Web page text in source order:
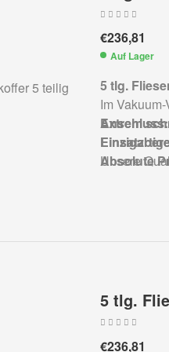
€236,81
Auf Lager
5 tlg.
Im
Extrem
Absolute
Unsere
5 tlg.
€236,81